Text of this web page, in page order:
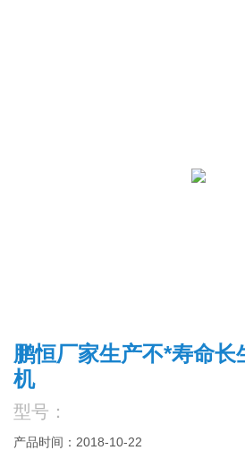
鹏恒厂家生产不*寿命长
机
型号：
产品时间：2018-10-22